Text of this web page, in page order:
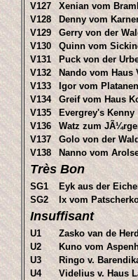
V127
Xenian vom
V128
Denny vom
V129
Gerry von der
V130
Quinn vom
V131
Puck von der
V132
Nando vom Haus
V133
Igor vom
V134
Greif vom Haus
V135
Evergrey's Kenny
V136
Watz zum
V137
Golo von der
V138
Nanno vom
Très Bon
SG1
Eyk aus der
SG2
Ix vom
Insuffisant
U1
Zasko van de
U2
Kuno vom
U3
Ringo v.
U4
Videlius v. Haus